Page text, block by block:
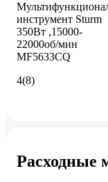
инструмент Sturm
350Вт ,15000-
22000об/мин
MF5633CQ
4(8)
Расходные